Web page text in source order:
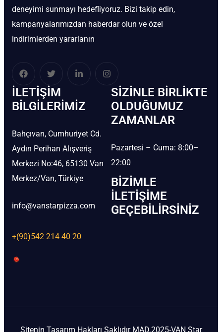
deneyimi sunmayı hedefliyoruz. Bizi takip edin,
kampanyalarımızdan haberdar olun ve özel
indirimlerden yararlanın
İLETIŞIM
BİLGILERIMIZ
Bahçıvan, Cumhuriyet Cd.
Aydın Perihan Alışveriş
Merkezi No:46, 65130 Van
Merkez/Van, Türkiye
info@vanstarpizza.com
+(90)542 214 40 20
SIZINLE BIRLIKTE
OLDUĞUMUZ
ZAMANLAR
Pazartesi – Cuma: 8:00–
22:00
BIZIMLE
İLETIŞIME
GEÇEBILIRSINIZ
Sitenin Tasarım Hakları Saklıdır MAD.2025-VAN Star